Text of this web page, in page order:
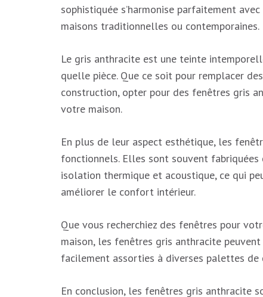
sophistiquée s’harmonise parfaitement
maisons traditionnelles ou contemporaines.
Le gris anthracite est une teinte
quelle pièce. Que ce soit pour remplacer
construction, opter pour des fenêtres gris
votre maison.
En plus de leur aspect esthétique, les
fonctionnels. Elles sont souvent
isolation thermique et acoustique, ce qui
améliorer le confort intérieur.
Que vous recherchiez des fenêtres pour
maison, les fenêtres gris anthracite
facilement assorties à diverses palettes de
En conclusion, les fenêtres gris anthracite